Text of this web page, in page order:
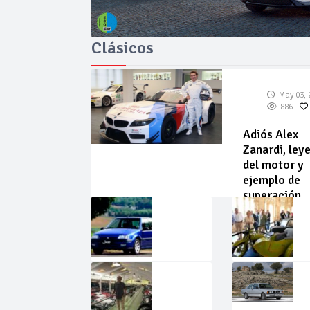
Clásicos
May 03,
886
Adiós Alex
Zanardi,
del motor y
ejemplo de
superación
May
02,
Abr
22,